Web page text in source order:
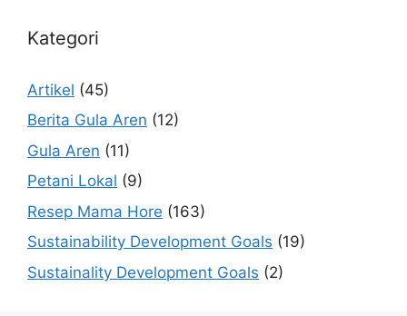
Kategori
Artikel (45)
Berita Gula Aren (12)
Gula Aren (11)
Petani Lokal (9)
Resep Mama Hore (163)
Sustainability Development Goals (19)
Sustainality Development Goals (2)